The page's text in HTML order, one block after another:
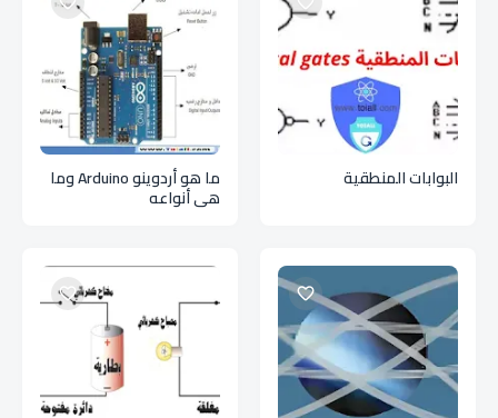
البوابات المنطقية ما هو أردوينو Arduino وما
هي أنواعه